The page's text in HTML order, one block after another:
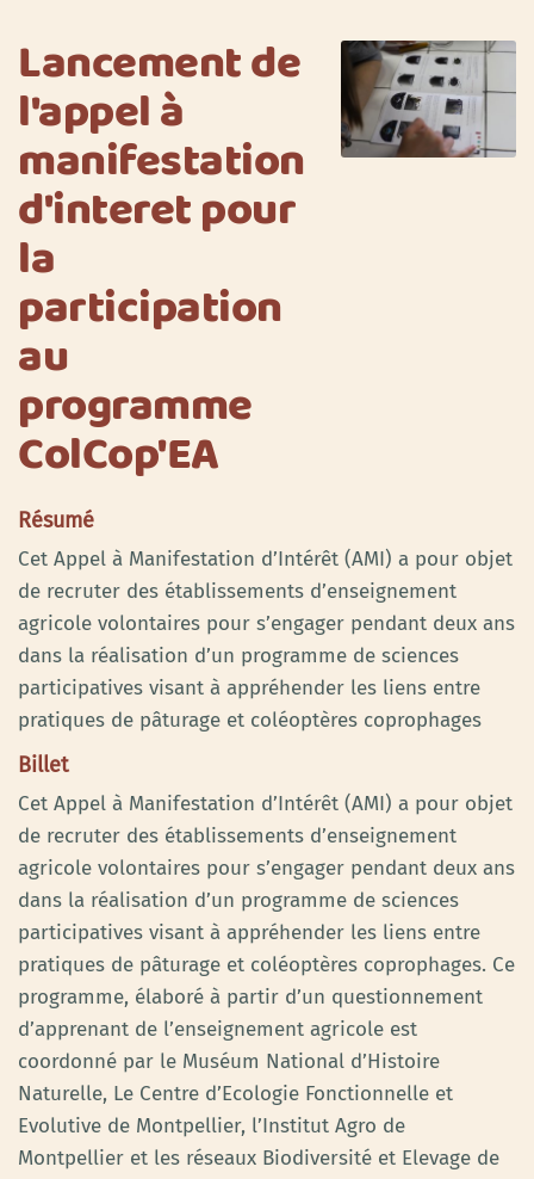
Lancement de
l'appel à
manifestation
d'interet pour
la
participation
au
programme
ColCop'EA
Résumé
Cet Appel à Manifestation d’Intérêt (AMI) a pour objet
de recruter des établissements d’enseignement
agricole volontaires pour s’engager pendant deux ans
dans la réalisation d’un programme de sciences
participatives visant à appréhender les liens entre
pratiques de pâturage et coléoptères coprophages
Billet
Cet Appel à Manifestation d’Intérêt (AMI) a pour objet
de recruter des établissements d’enseignement
agricole volontaires pour s’engager pendant deux ans
dans la réalisation d’un programme de sciences
participatives visant à appréhender les liens entre
pratiques de pâturage et coléoptères coprophages. Ce
programme, élaboré à partir d’un questionnement
d’apprenant de l’enseignement agricole est
coordonné par le Muséum National d’Histoire
Naturelle, Le Centre d’Ecologie Fonctionnelle et
Evolutive de Montpellier, l’Institut Agro de
Montpellier et les réseaux Biodiversité et Elevage de